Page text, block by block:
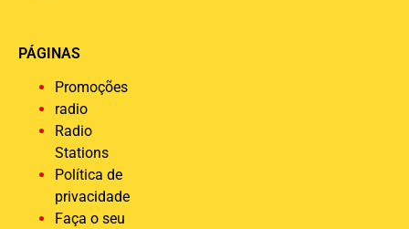
PÁGINAS
Promoções
radio
Radio
Stations
Política de
privacidade
Faça o seu